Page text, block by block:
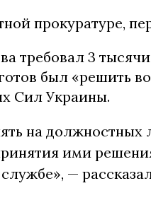
прокуратуре,
требовал 3
был «решить
Сил Украины.
на
ими
—